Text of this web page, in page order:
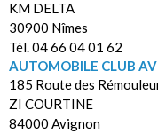
KM DELTA
30900 Nîmes
Tél. 04 66 04 01 62
AUTOMOBILE CLUB
185 Route des
ZI COURTINE
84000 Avignon